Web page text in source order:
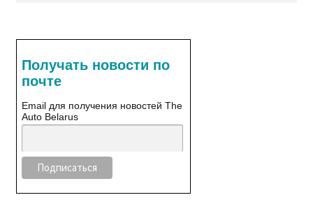
Получать новости по
почте
Email для получения новостей The
Auto Belarus